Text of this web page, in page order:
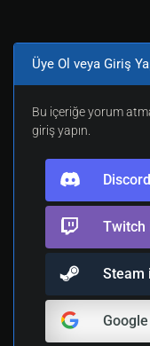
Üye Ol veya Giriş
Bu içeriğe yorum
giriş yapın.
Twitch
Steam